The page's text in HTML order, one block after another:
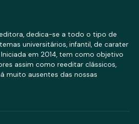
dedica-se a todo o tipo de
universitários, infantil, de carater
em 2014, tem como objetivo
assim como reeditar clássicos,
muito ausentes das nossas